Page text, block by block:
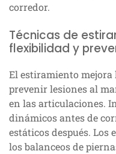
corredor.
Técnicas de
flexibilidad y
El estiramiento
prevenir lesiones al
en las articulaciones.
dinámicos antes de
estáticos después.
los balanceos de